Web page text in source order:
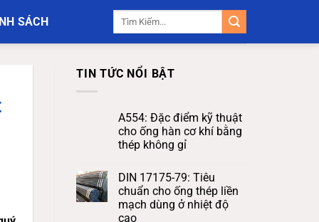
SÁCH
TIN TỨC NỔI BẬT
A554: Đặc điểm kỹ thuật
cho ống hàn cơ khí bằng
thép không gỉ
DIN 17175-79: Tiêu
chuẩn cho ống thép liền
mạch dùng ở nhiệt độ
cao